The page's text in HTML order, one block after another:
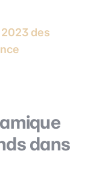
des
dans